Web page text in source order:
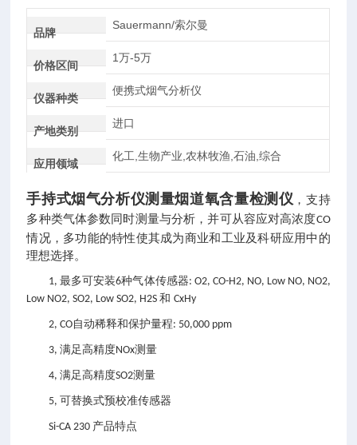
品牌
Sauermann/索尔曼
价格区间
1万-5万
仪器种类
便携式烟气分析仪
产地类别
进口
应用领域
化工,生物产业,农林牧渔,石油,综合
手持式烟气分析仪测量烟道氧含量检测仪 ， 支持
多种类气体参数同时测量与分析，并可从容应对高浓度CO
情况，多功能的特性使其成为商业和工业及科研应用中的
理想选择。
1,最多可安装6种气体传感器: O2, CO-H2, NO, Low NO, NO2,
Low NO2, SO2, Low SO2, H2S和CxHy
2, CO自动稀释和保护量程: 50,000 ppm
3,满足高精度NOx测量
4,满足高精度SO2测量
5, 可替换式预校准传感器
Si-CA 230 产品特点